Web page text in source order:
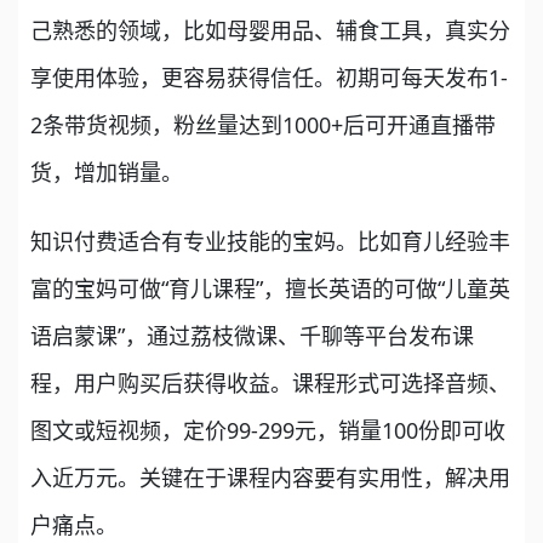
己熟悉的领域，比如母婴用品、辅食工具，真实分
享使用体验，更容易获得信任。初期可每天发布1-
2条带货视频，粉丝量达到1000+后可开通直播带
货，增加销量。
知识付费适合有专业技能的宝妈。比如育儿经验丰
富的宝妈可做“育儿课程”，擅长英语的可做“儿童英
语启蒙课”，通过荔枝微课、千聊等平台发布课
程，用户购买后获得收益。课程形式可选择音频、
图文或短视频，定价99-299元，销量100份即可收
入近万元。关键在于课程内容要有实用性，解决用
户痛点。